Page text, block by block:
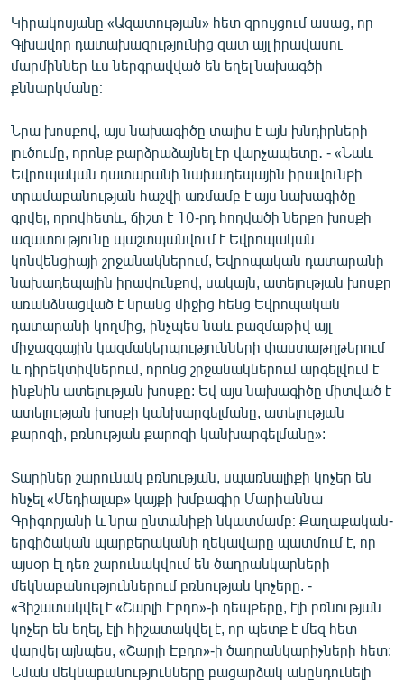
Կիրակոսյանը «Ազատության» հետ զրույցում ասաց, որ
Գլխավոր դատախազությունից զատ այլ իրավասու
մարմիններ ևս ներգրավված են եղել նախագծի
քննարկմանը։
Նրա խոսքով, այս նախագիծը տալիս է այն խնդիրների
լուծումը, որոնք բարձրաձայնել էր վարչապետը․ - «Նաև
Եվրոպական դատարանի նախադեպային իրավունքի
տրամաբանության հաշվի առմամբ է այս նախագիծը
գրվել, որովհետև, ճիշտ է 10-րդ հոդվածի ներքո խոսքի
ազատությունը պաշտպանվում է Եվրոպական
կոնվենցիայի շրջանակներում, Եվրոպական դատարանի
նախադեպային իրավունքով, սակայն, ատելության խոսքը
առանձնացված է նրանց միջից հենց Եվրոպական
դատարանի կողմից, ինչպես նաև բազմաթիվ այլ
միջազգային կազմակերպությունների փաստաթղթերում
և դիրեկտիվներում, որոնց շրջանակներում արգելվում է
ինքնին ատելության խոսքը: Եվ այս նախագիծը միտված է
ատելության խոսքի կանխարգելմանը, ատելության
քարոզի, բռնության քարոզի կանխարգելմանը»:
Տարիներ շարունակ բռնության, սպառնալիքի կոչեր են
հնչել «Մեդիալաբ» կայքի խմբագիր Մարիաննա
Գրիգորյանի և նրա ընտանիքի նկատմամբ։ Քաղաքական-
երգիծական պարբերականի ղեկավարը պատմում է, որ
այսօր էլ դեռ շարունակվում են ծաղրանկարների
մեկնաբանություններում բռնության կոչերը. -
«Հիշատակվել է «Շարլի Էբդո»-ի դեպքերը, էլի բռնության
կոչեր են եղել, էլի հիշատակվել է, որ պետք է մեզ հետ
վարվել այնպես, «Շարլի Էբդո»-ի ծաղրանկարիչների հետ:
Նման մեկնաբանությունները բացարձակ անընդունելի